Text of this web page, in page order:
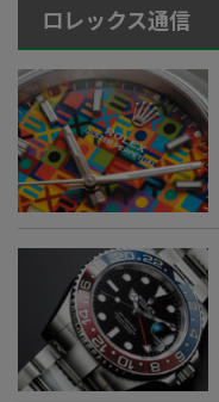
ロレックス通信